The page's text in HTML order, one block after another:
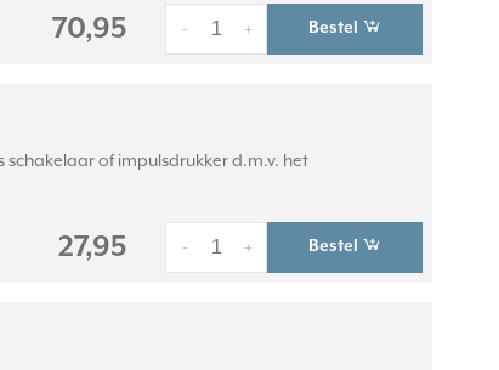
70,95 +
- Bestel
schakelaar of impulsdrukker d.m.v. het
27,95 +
- Bestel